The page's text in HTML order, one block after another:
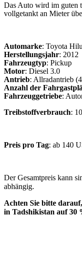
Das Auto wird im guten
vollgetankt an Mieter
Automarke: Toyota
Herstellungsjahr: 2012
Fahrzeugtyp: Pickup
Motor: Diesel 3.0
Antrieb: Allradantrieb
Anzahl der
Fahrzeuggetriebe:
Treibstoffverbrauch:
Preis pro Tag: ab 140
Der Gesamtpreis kann
abhängig.
Achten Sie bitte
in Tadshikistan auf 30